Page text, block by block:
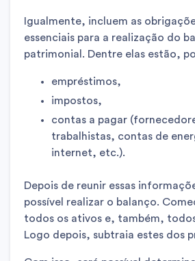
Igualmente, incluem as
essenciais para a realização do
patrimonial. Dentre elas estão,
empréstimos,
impostos,
contas a pagar
trabalhistas, contas de
internet, etc.).
Depois de reunir essas
possível realizar o balanço.
todos os ativos e, também,
Logo depois, subtraia estes dos